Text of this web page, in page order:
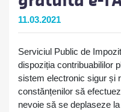
11.03.2021
Serviciul Public de
dispoziția contribuabililor
sistem electronic sigur și
constănțenilor să
nevoie să se deplaseze